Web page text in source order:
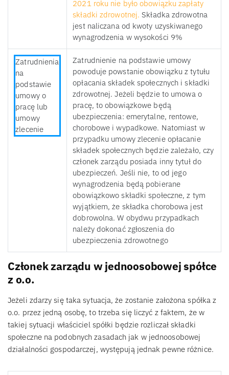
2021 roku nie było obowiązku zapłaty
składki zdrowotnej. Składka zdrowotna
jest naliczana od kwoty uzyskiwanego
wynagrodzenia w wysokości 9%
Zatrudnienia
na
podstawie
umowy o
pracę lub
umowy
zlecenie
Zatrudnienie na podstawie umowy
powoduje powstanie obowiązku z tytułu
opłacania składek społecznych i składki
zdrowotnej. Jeżeli będzie to umowa o
pracę, to obowiązkowe będą
ubezpieczenia: emerytalne, rentowe,
chorobowe i wypadkowe. Natomiast w
przypadku umowy zlecenie opłacanie
składek społecznych będzie zależało, czy
członek zarządu posiada inny tytuł do
ubezpieczeń. Jeśli nie, to od jego
wynagrodzenia będą pobierane
obowiązkowo składki społeczne, z tym
wyjątkiem, że składka chorobowa jest
dobrowolna. W obydwu przypadkach
należy dokonać zgłoszenia do
ubezpieczenia zdrowotnego
Członek zarządu w jednoosobowej spółce
z o.o.
Jeżeli zdarzy się taka sytuacja, że zostanie założona spółka z
o.o. przez jedną osobę, to trzeba się liczyć z faktem, że w
takiej sytuacji właściciel spółki będzie rozliczał składki
społeczne na podobnych zasadach jak w jednoosobowej
działalności gospodarczej, występują jednak pewne różnice.